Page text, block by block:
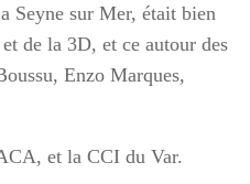
Seyne sur Mer, était bien
de la 3D, et ce autour des
Enzo Marques,
et la CCI du Var.